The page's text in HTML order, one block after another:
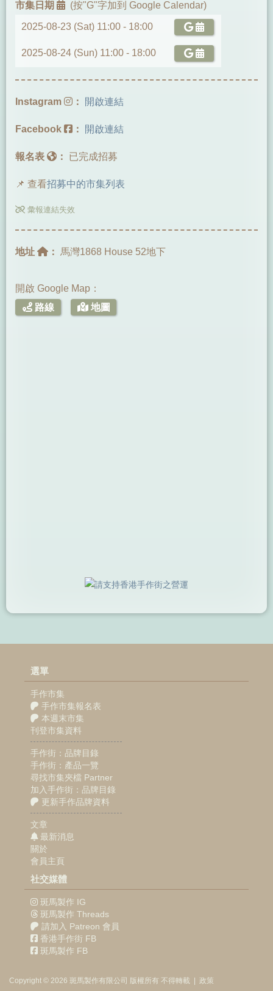
市集日期 (按"G"字加到 Google Calendar)
2025-08-23 (Sat) 11:00 - 18:00
2025-08-24 (Sun) 11:00 - 18:00
Instagram ： 開啟連結
Facebook ： 開啟連結
報名表 ： 已完成招募
📌 查看招募中的市集列表
彙報連結失效
地址 ： 馬灣1868 House 52地下
開啟 Google Map：
路線
地圖
選單
手作市集
手作市集報名表
本週末市集
刊登市集資料
手作街：品牌目錄
手作街：產品一覽
尋找市集夾檔 Partner
加入手作街：品牌目錄
更新手作品牌資料
文章
最新消息
關於
會員主頁
社交媒體
斑馬製作 IG
斑馬製作 Threads
請加入 Patreon 會員
香港手作街 FB
斑馬製作 FB
Copyright © 2026 斑馬製作有限公司 版權所有 不得轉載 政策